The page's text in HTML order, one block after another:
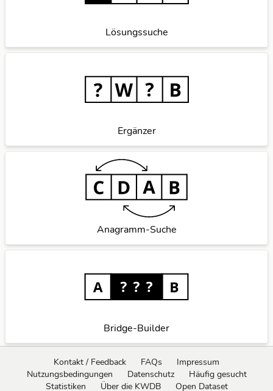
Lösungssuche
Ergänzer
Anagramm-Suche
Bridge-Builder
Kontakt / Feedback FAQs
Impressum
Nutzungsbedingungen
Datenschutz
Häufig gesucht
Statistiken
Über die KWDB Open Dataset